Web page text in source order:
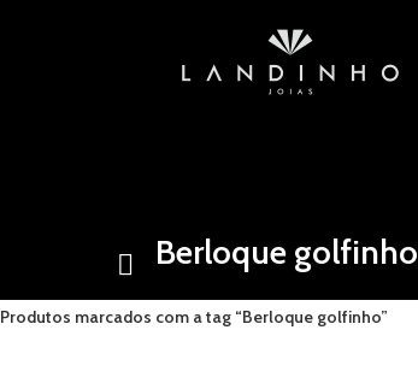
Berloque golfinho
Produtos marcados com a tag “Berloque golfinho”